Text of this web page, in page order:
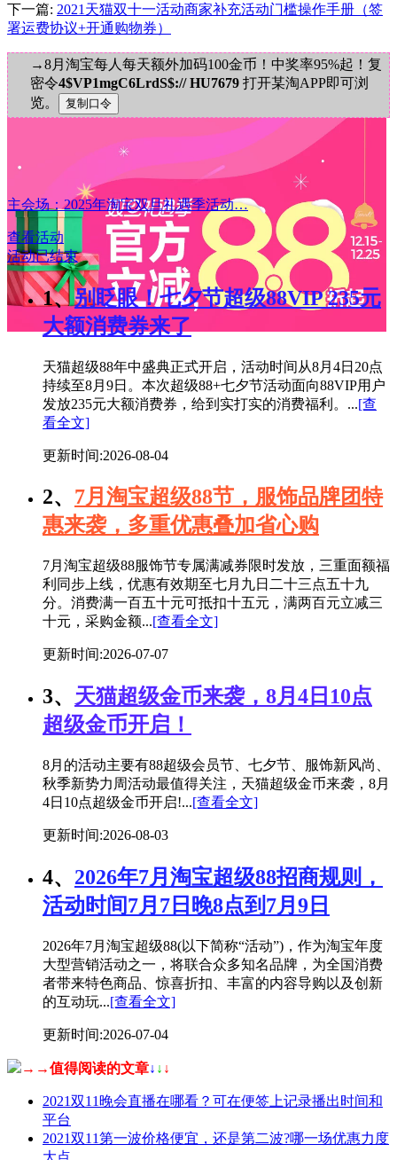
下一篇: 2021天猫双十一活动商家补充活动门槛操作手册（签
署运费协议+开通购物券）
→8月淘宝每人每天额外加码100金币！中奖率95%起！复
密令4$VP1mgC6LrdS$:// HU7679 打开某淘APP即可浏
览。
主会场：2025年淘宝双旦礼遇季活动…
查看活动
活动已结束
1、 别眨眼！七夕节超级88VIP 235元
大额消费券来了
天猫超级88年中盛典正式开启，活动时间从8月4日20点
持续至8月9日。本次超级88+七夕节活动面向88VIP用户
发放235元大额消费券，给到实打实的消费福利。...[查
看全文]
更新时间:2026-08-04
2、 7月淘宝超级88节，服饰品牌团特
惠来袭，多重优惠叠加省心购
7月淘宝超级88服饰节专属满减券限时发放，三重面额福
利同步上线，优惠有效期至七月九日二十三点五十九
分。消费满一百五十元可抵扣十五元，满两百元立减三
十元，采购金额...[查看全文]
更新时间:2026-07-07
3、 天猫超级金币来袭，8月4日10点
超级金币开启！
8月的活动主要有88超级会员节、七夕节、服饰新风尚、
秋季新势力周活动最值得关注，天猫超级金币来袭，8月
4日10点超级金币开启!...[查看全文]
更新时间:2026-08-03
4、 2026年7月淘宝超级88招商规则，
活动时间7月7日晚8点到7月9日
2026年7月淘宝超级88(以下简称“活动”)，作为淘宝年度
大型营销活动之一，将联合众多知名品牌，为全国消费
者带来特色商品、惊喜折扣、丰富的内容导购以及创新
的互动玩...[查看全文]
更新时间:2026-07-04
→→值得阅读的文章↓ ↓ ↓
2021双11晚会直播在哪看？可在便签上记录播出时间和
平台
2021双11第一波价格便宜，还是第二波?哪一场优惠力度
大点